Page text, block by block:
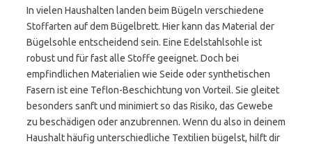
In vielen Haushalten landen beim Bügeln verschiedene
Stoffarten auf dem Bügelbrett. Hier kann das Material der
Bügelsohle entscheidend sein. Eine Edelstahlsohle ist
robust und für fast alle Stoffe geeignet. Doch bei
empfindlichen Materialien wie Seide oder synthetischen
Fasern ist eine Teflon-Beschichtung von Vorteil. Sie gleitet
besonders sanft und minimiert so das Risiko, das Gewebe
zu beschädigen oder anzubrennen. Wenn du also in deinem
Haushalt häufig unterschiedliche Textilien bügelst, hilft dir